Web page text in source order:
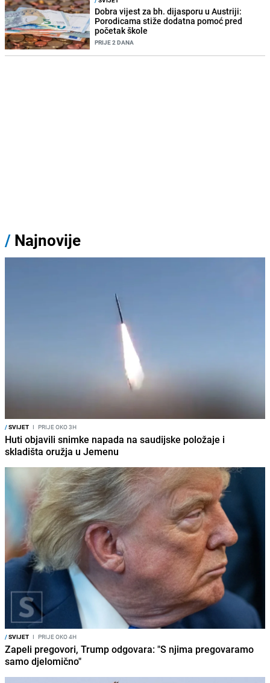
Dobra vijest za bh. dijasporu u Austriji:
Porodicama stiže dodatna pomoć pred
početak škole
PRIJE 2 DANA
/ Najnovije
/SVIJET I PRIJE OKO 3H
Huti objavili snimke napada na saudijske položaje i
skladišta oružja u Jemenu
/SVIJET I PRIJE OKO 4H
Zapeli pregovori, Trump odgovara: "S njima pregovaramo
samo djelomično"